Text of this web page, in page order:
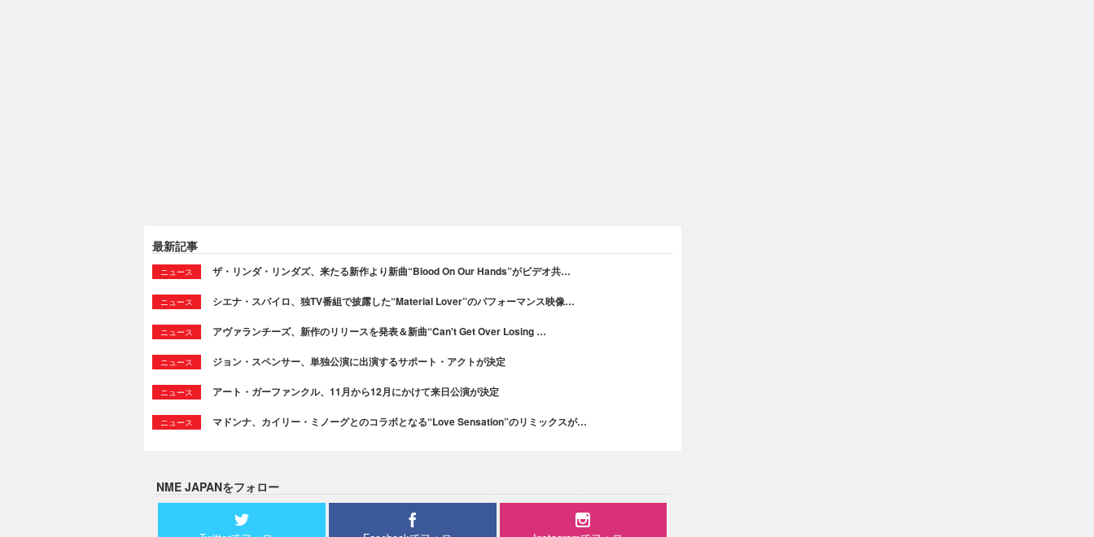
最新記事
ニュース ザ・リンダ・リンダズ、来たる新作より新曲“Blood On Our Hands”がビデオ共…
ニュース シエナ・スパイロ、独TV番組で披露した“Material Lover”のパフォーマンス映像…
ニュース アヴァランチーズ、新作のリリースを発表＆新曲“Can't Get Over Losing …
ニュース ジョン・スペンサー、単独公演に出演するサポート・アクトが決定
ニュース アート・ガーファンクル、11月から12月にかけて来日公演が決定
ニュース マドンナ、カイリー・ミノーグとのコラボとなる“Love Sensation”のリミックスが…
NME JAPANをフォロー